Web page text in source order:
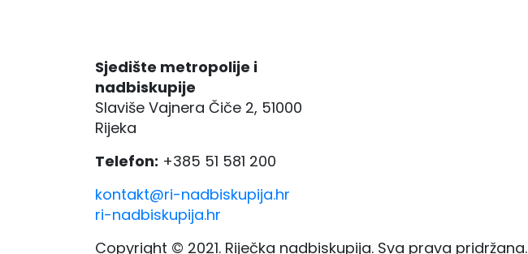
Sjedište metropolije i
nadbiskupije
Slaviše Vajnera Čiče 2, 51000
Rijeka
Telefon: +385 51 581 200
kontakt@ri-nadbiskupija.hr
ri-nadbiskupija.hr
Copyright © 2021. Riječka nadbiskupija. Sva prava pridržana.